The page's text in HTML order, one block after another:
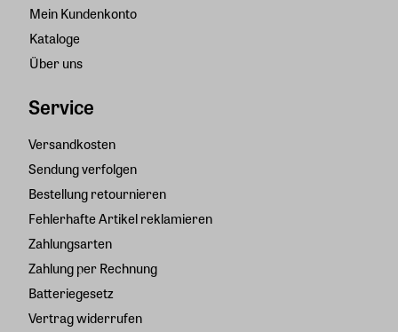
Mein Kundenkonto
Kataloge
Über uns
Service
Versandkosten
Sendung verfolgen
Bestellung retournieren
Fehlerhafte Artikel reklamieren
Zahlungsarten
Zahlung per Rechnung
Batteriegesetz
Vertrag widerrufen